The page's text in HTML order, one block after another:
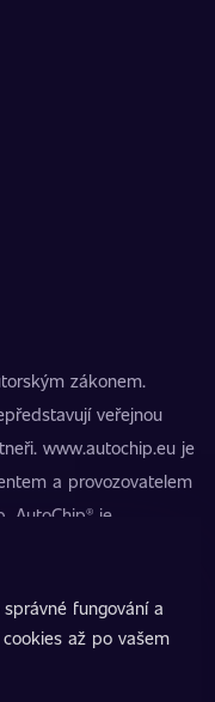
zákonem.
veřejnou
www.autochip.eu je
a provozovatelem
AutoChip® je
Úpravy, které
komunikacích.
provozovatel
fungování a
až po vašem